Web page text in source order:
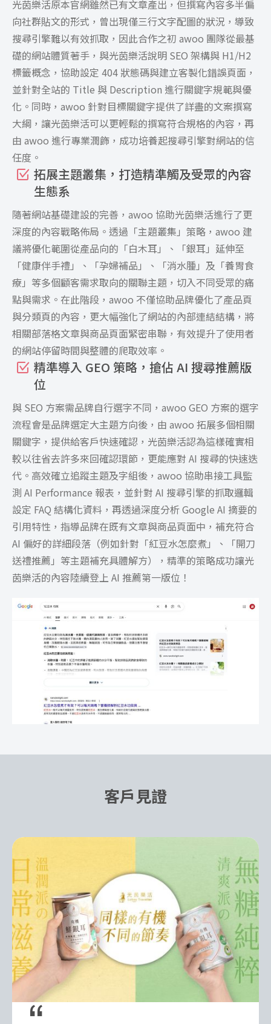
光茵樂活原本官網雖然已有文章產出，但撰寫內容多半偏
向社群貼文的形式，曾出現僅三行文字配圖的狀況，導致
搜尋引擎難以有效抓取，因此合作之初 awoo 團隊從最基
礎的網站體質著手，與光茵樂活說明 SEO 架構與 H1/H2
標籤概念，協助設定 404 狀態碼與建立客製化錯誤頁面，
並針對全站的 Title 與 Description 進行關鍵字規範與優
化。同時，awoo 針對目標關鍵字提供了詳盡的文案撰寫
大綱，讓光茵樂活可以更輕鬆的撰寫符合規格的內容，再
由 awoo 進行專業潤飾，成功培養起搜尋引擎對網站的信
任度。
拓展主題叢集，打造精準觸及受眾的內容
生態系
隨著網站基礎建設的完善，awoo 協助光茵樂活進行了更
深度的內容戰略佈局。透過「主題叢集」策略，awoo 建
議將優化範圍從產品向的「白木耳」、「銀耳」延伸至
「健康伴手禮」、「孕婦補品」、「消水腫」及「養胃食
療」等多個顧客需求取向的關聯主題，切入不同受眾的痛
點與需求。在此階段，awoo 不僅協助品牌優化了產品頁
與分類頁的內容，更大幅強化了網站的內部連結結構，將
相關部落格文章與商品頁面緊密串聯，有效提升了使用者
的網站停留時間與整體的爬取效率。
精準導入 GEO 策略，搶佔 AI 搜尋推薦版
位
與 SEO 方案需品牌自行選字不同，awoo GEO 方案的選字
流程會是品牌選定大主題方向後，由 awoo 拓展多個相關
關鍵字，提供給客戶快速確認，光茵樂活認為這樣確實相
較以往省去許多來回確認環節，更能應對 AI 搜尋的快速迭
代。高效確立追蹤主題及字組後，awoo 協助串接工具監
測 AI Performance 報表，並針對 AI 搜尋引擎的抓取邏輯
設定 FAQ 結構化資料，再透過深度分析 Google AI 摘要的
引用特性，指導品牌在既有文章與商品頁面中，補充符合
AI 偏好的詳細段落（例如針對「紅豆水怎麼煮」、「開刀
送禮推薦」等主題補充具體解方），精準的策略成功讓光
茵樂活的內容陸續登上 AI 推薦第一版位！
客戶見證